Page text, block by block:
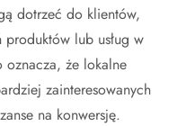
dotrzeć do klientów,
produktów lub usług w
oznacza, że lokalne
zainteresowanych
na konwersję.